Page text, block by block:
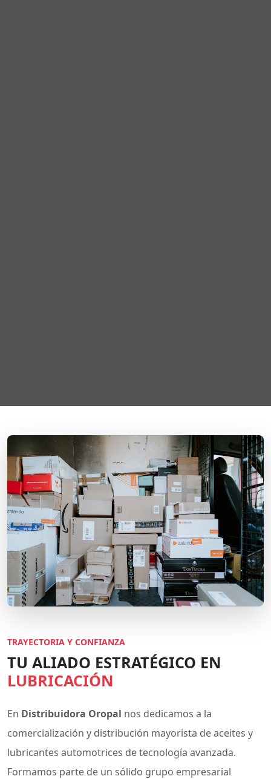
TRAYECTORIA Y CONFIANZA
TU ALIADO ESTRATÉGICO EN
LUBRICACIÓN
En Distribuidora Oropal nos dedicamos a la
comercialización y distribución mayorista de aceites y
lubricantes automotrices de tecnología avanzada.
Formamos parte de un sólido grupo empresarial